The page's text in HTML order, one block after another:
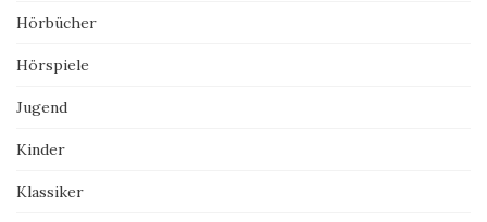
Hörbücher
Hörspiele
Jugend
Kinder
Klassiker